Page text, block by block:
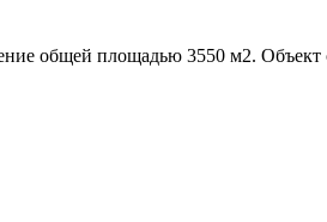
общей площадью 3550 м2.